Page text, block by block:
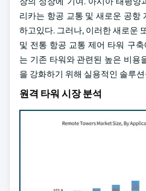
리카는 항공 교통 및 새로운 공항
하고있다. 그러나, 이러한 새로운
및 전통 항공 교통 제어 타워 구
는 기존 타워와 관련된 높은 비용
을 강화하기 위해 실용적인 솔루
원격 타워 시장 분석